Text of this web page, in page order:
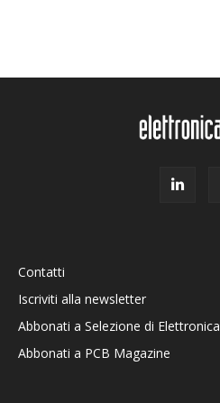
Contatti
Iscriviti alla newsletter
Abbonati a Selezione di Elettronica
Abbonati a PCB Magazine